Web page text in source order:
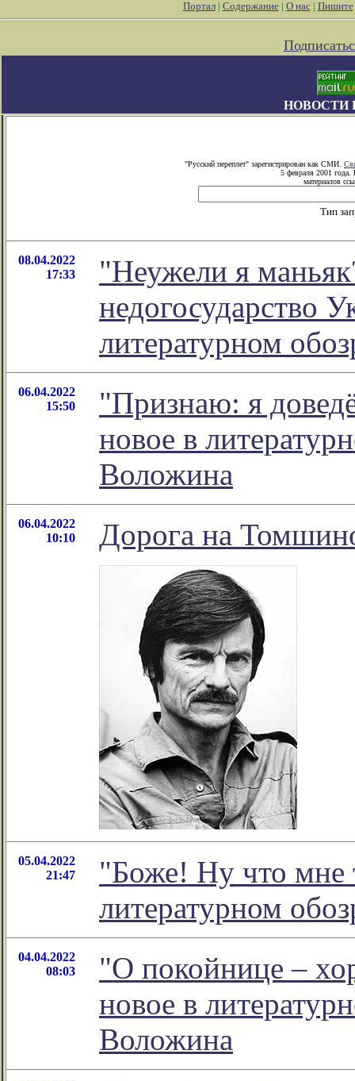
Портал| Содержание| О нас| Пишите
НОВОСТИ
"Русский переплет" зарегистрирован как СМИ.
5 февраля 2001 года.
материалов
Тип
08.04.2022
17:33
"Неужели я
недогосударство
литературном
06.04.2022
15:50
"Признаю: я
новое в
Воложина
06.04.2022
10:10
Дорога на
05.04.2022
21:47
"Боже! Ну что мне
литературном
04.04.2022
08:03
"О покойнице –
новое в
Воложина